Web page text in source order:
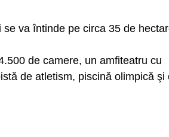
va întinde pe circa 35 de
de camere, un amfiteatru cu
de atletism, piscină olimpică şi